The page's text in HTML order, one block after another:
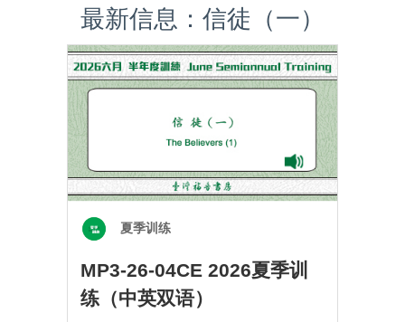
最新信息：信徒（一）
夏季训练
MP3-26-04CE 2026夏季训
练（中英双语）